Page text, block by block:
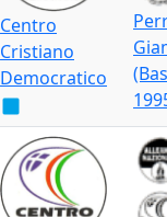
Centro
Cristiano
Democratico